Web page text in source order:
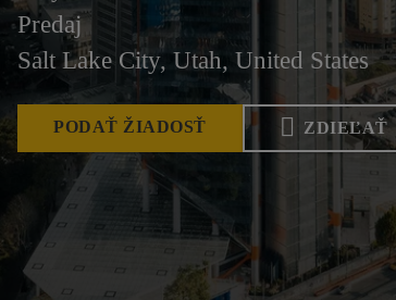
Predaj
Salt Lake City, Utah, United States
PODAŤ ŽIADOSŤ ZDIEĽAŤ